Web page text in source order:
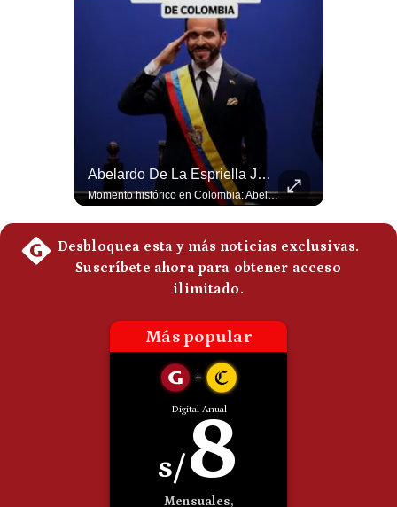
Abelardo De La Espriella Juramenta Como Nuevo Presidente | Gestión Mundo
Momento histórico en Colombia: Abelardo de la Espriella prestó juramento y recibió la banda presidencial en la Arena USC de Cali, convirtiéndose oficialmente en el nuevo Presidente de la República para el periodo 2026-2030. Por primera vez en la historia reciente del país, la investidura presidencial se celebró fuera de Bogotá. ¿Qué opinas del inicio de este nuevo mandato constitucional? #DeLaEspriella #Colombia #PosesionPresidencial #Cali #Shorts 👉 Suscríbete y activa la campana para no perderte nuestro análisis diario. 🌎 Síguenos en nuestras redes sociales: 📌 Web oficial: https://gestion.pe/mundo/ 📌 LinkedIn: http://bit.ly/3HYIET0 📌 X (Twitter): http://bit.ly/4noZtX9 📌 TikTok: http://bit.ly/4evB6TO